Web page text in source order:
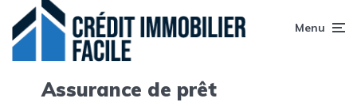
Menu
Assurance de prêt